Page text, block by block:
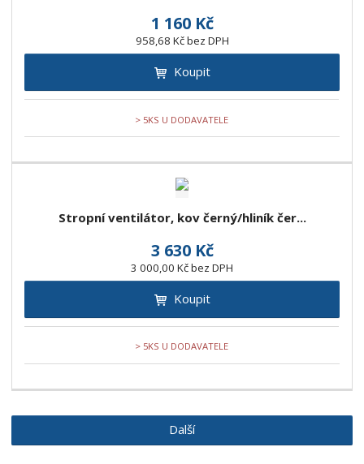
1 160 Kč
958,68 Kč bez DPH
Koupit
> 5KS U DODAVATELE
Stropní ventilátor, kov černý/hliník čer...
3 630 Kč
3 000,00 Kč bez DPH
Koupit
> 5KS U DODAVATELE
Další